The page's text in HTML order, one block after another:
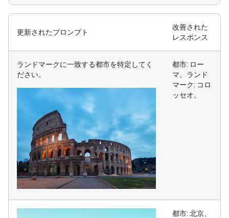
更新されたプロンプト
改善された
レスポンス
ランドマークに一致する都市を特定してく
ださい。
都市: ロー
マ、ランド
マーク: コロ
ッセオ。
都市: 北京、